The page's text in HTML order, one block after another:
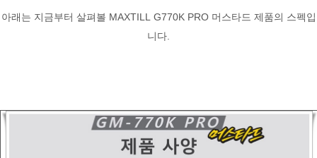
아래는 지금부터 살펴볼 MAXTILL G770K PRO 머스타드 제품의 스펙입
니다.